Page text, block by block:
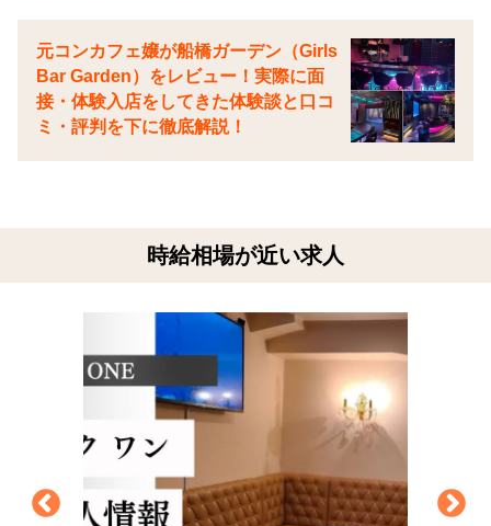
元コンカフェ嬢が船橋ガーデン（Girls
Bar Garden）をレビュー！実際に面
接・体験入店をしてきた体験談と口コ
ミ・評判を下に徹底解説！
時給相場が近い求人